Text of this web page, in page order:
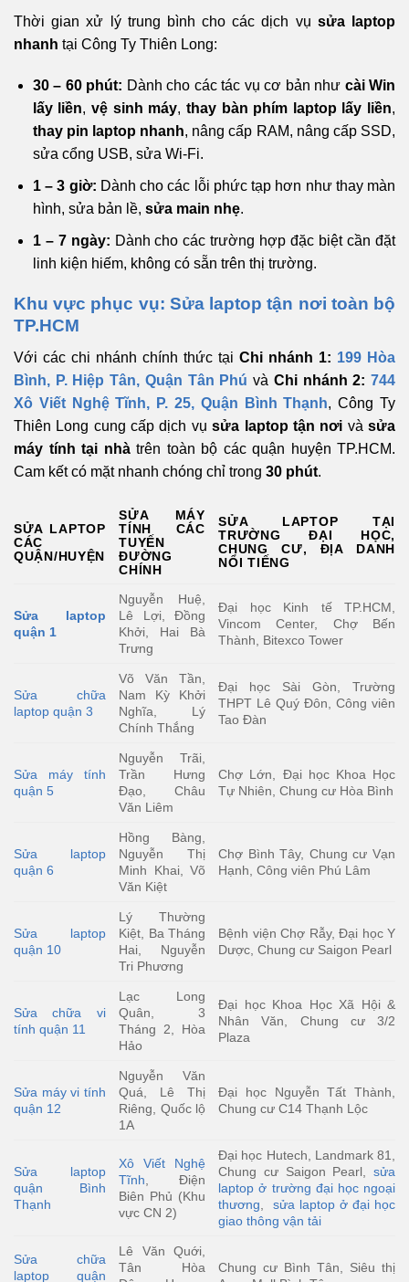
Thời gian xử lý trung bình cho các dịch vụ sửa laptop
nhanh tại Công Ty Thiên Long:
30 – 60 phút: Dành cho các tác vụ cơ bản như cài Win
lấy liền,vệ sinh máy, thay bàn phím laptop lấy liền,
thay pin laptop nhanh, nâng cấp RAM, nâng cấp SSD,
sửa cổng USB, sửa Wi-Fi.
1 – 3 giờ: Dành cho các lỗi phức tạp hơn như thay màn
hình, sửa bản lề, sửa main nhẹ.
1 – 7 ngày: Dành cho các trường hợp đặc biệt cần đặt
linh kiện hiếm, không có sẵn trên thị trường.
Khu vực phục vụ: Sửa laptop tận nơi toàn bộ
TP.HCM
Với các chi nhánh chính thức tại Chi nhánh 1: 199 Hòa
Bình, P. Hiệp Tân, Quận Tân Phú và Chi nhánh 2:744
Xô Viết Nghệ Tĩnh, P. 25, Quận Bình Thạnh, Công Ty
Thiên Long cung cấp dịch vụsửa laptop tận nơi vàsửa
máy tính tại nhàtrên toàn bộ các quận huyện TP.HCM.
Cam kết có mặt nhanh chóng chỉ trong 30 phút.
SỬA LAPTOP
CÁC
QUẬN/HUYỆN
SỬA MÁY
TÍNH CÁC
TUYẾN
ĐƯỜNG
CHÍNH
SỬA LAPTOP TẠI
TRƯỜNG ĐẠI HỌC,
CHUNG CƯ, ĐỊA DANH
NỔI TIẾNG
Sửa laptop
quận 1
Nguyễn Huệ,
Lê Lợi, Đồng
Khởi, Hai Bà
Trưng
Đại học Kinh tế TP.HCM,
Vincom Center, Chợ Bến
Thành, Bitexco Tower
Sửa chữa
laptop quận 3
Võ Văn Tần,
Nam Kỳ Khởi
Nghĩa, Lý
Chính Thắng
Đại học Sài Gòn, Trường
THPT Lê Quý Đôn, Công viên
Tao Đàn
Sửa máy tính
quận 5
Nguyễn Trãi,
Trần Hưng
Đạo, Châu
Văn Liêm
Chợ Lớn, Đại học Khoa Học
Tự Nhiên, Chung cư Hòa Bình
Sửa laptop
quận 6
Hồng Bàng,
Nguyễn Thị
Minh Khai, Võ
Văn Kiệt
Chợ Bình Tây, Chung cư Vạn
Hạnh, Công viên Phú Lâm
Sửa laptop
quận 10
Lý Thường
Kiệt, Ba Tháng
Hai, Nguyễn
Tri Phương
Bệnh viện Chợ Rẫy, Đại học Y
Dược, Chung cư Saigon Pearl
Sửa chữa vi
tính quận 11
Lạc Long
Quân, 3
Tháng 2, Hòa
Hảo
Đại học Khoa Học Xã Hội &
Nhân Văn, Chung cư 3/2
Plaza
Sửa máy vi tính
quận 12
Nguyễn Văn
Quá, Lê Thị
Riêng, Quốc lộ
1A
Đại học Nguyễn Tất Thành,
Chung cư C14 Thạnh Lộc
Sửa laptop
quận Bình
Thạnh
Xô Viết Nghệ
Tĩnh , Điện
Biên Phủ (Khu
vực CN 2)
Đại học Hutech, Landmark 81,
Chung cư Saigon Pearl, sửa
laptop ở trường đại học ngoại
thương ,sửa laptop ở đại học
giao thông vận tải
Sửa chữa
laptop quận
Lê Văn Quới,
Tân Hòa
Chung cư Bình Tân, Siêu thị